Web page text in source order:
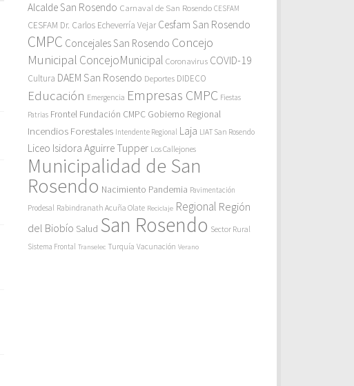
Alcalde San Rosendo Carnaval de San Rosendo CESFAM
CESFAM Dr. Carlos Echeverría Vejar Cesfam San Rosendo
CMPC Concejales San Rosendo Concejo
Municipal ConcejoMunicipal Coronavirus COVID-19
Cultura DAEM San Rosendo Deportes DIDECO
Educación Emergencia Empresas CMPC Fiestas
Patrias Frontel Fundación CMPC Gobierno Regional
Incendios Forestales Intendente Regional Laja LIAT San Rosendo
Liceo Isidora Aguirre Tupper Los Callejones
Municipalidad de San
Rosendo Nacimiento Pandemia Pavimentación
Prodesal Rabindranath Acuña Olate Reciclaje Regional Región
del Biobío Salud San Rosendo Sector Rural
Sistema Frontal Transelec Turquía Vacunación Verano